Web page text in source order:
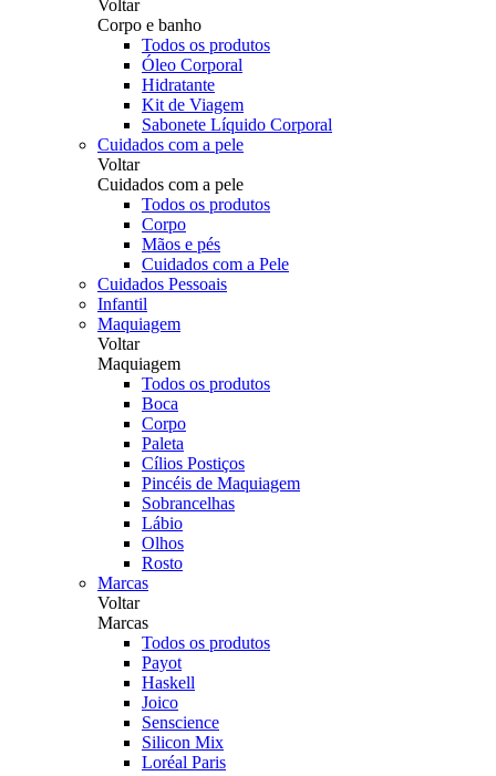
Voltar
Corpo e banho
Todos os produtos
Óleo Corporal
Hidratante
Kit de Viagem
Sabonete Líquido Corporal
Cuidados com a pele
Voltar
Cuidados com a pele
Todos os produtos
Corpo
Mãos e pés
Cuidados com a Pele
Cuidados Pessoais
Infantil
Maquiagem
Voltar
Maquiagem
Todos os produtos
Boca
Corpo
Paleta
Cílios Postiços
Pincéis de Maquiagem
Sobrancelhas
Lábio
Olhos
Rosto
Marcas
Voltar
Marcas
Todos os produtos
Payot
Haskell
Joico
Senscience
Silicon Mix
Loréal Paris